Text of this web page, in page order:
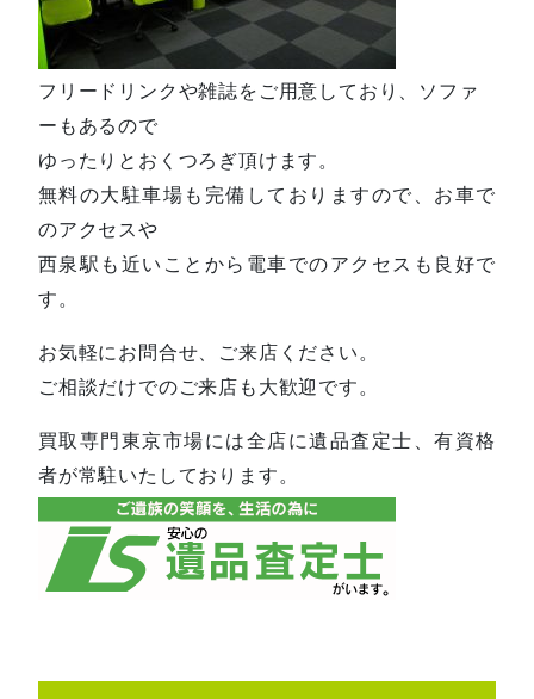
フリードリンクや雑誌をご用意しており、ソファ
ーもあるので
ゆったりとおくつろぎ頂けます。
無料の大駐車場も完備しておりますので、お車で
のアクセスや
西泉駅も近いことから電車でのアクセスも良好で
す。
お気軽にお問合せ、ご来店ください。
ご相談だけでのご来店も大歓迎です。
買取専門東京市場には全店に遺品査定士、有資格
者が常駐いたしております。